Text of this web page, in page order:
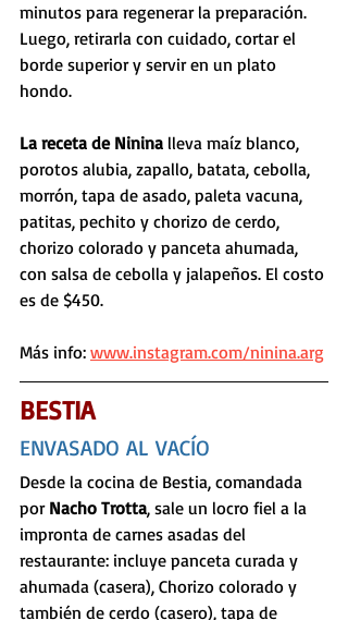
minutos para regenerar la preparación.
Luego, retirarla con cuidado, cortar el
borde superior y servir en un plato
hondo.
La receta de Ninina lleva maíz blanco,
porotos alubia, zapallo, batata, cebolla,
morrón, tapa de asado, paleta vacuna,
patitas, pechito y chorizo de cerdo,
chorizo colorado y panceta ahumada,
con salsa de cebolla y jalapeños. El costo
es de $450.
Más info: www.instagram.com/ninina.arg
BESTIA
ENVASADO AL VACÍO
Desde la cocina de Bestia, comandada
por Nacho Trotta, sale un locro fiel a la
impronta de carnes asadas del
restaurante: incluye panceta curada y
ahumada (casera), Chorizo colorado y
también de cerdo (casero), tapa de